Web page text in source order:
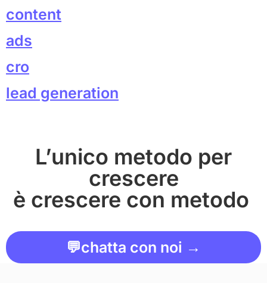
content
ads
cro
lead generation
L’unico metodo per
crescere
è crescere con metodo
💬chatta con noi →